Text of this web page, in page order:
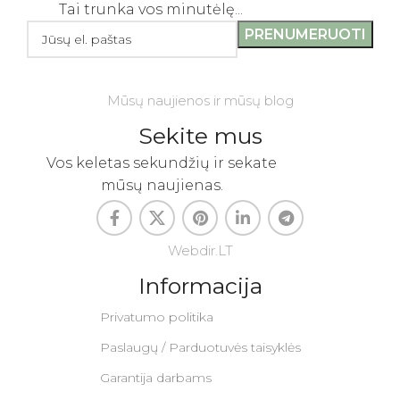
Tai trunka vos minutėlę...
Mūsų naujienos ir mūsų blog
Sekite mus
Vos keletas sekundžių ir sekate
mūsų naujienas.
Webdir.LT
Informacija
Privatumo politika
Paslaugų / Parduotuvės taisyklės
Garantija darbams